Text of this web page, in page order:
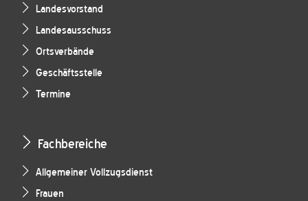
Landesvorstand
Landesausschuss
Ortsverbände
Geschäftsstelle
Termine
Fachbereiche
Allgemeiner Vollzugsdienst
Frauen